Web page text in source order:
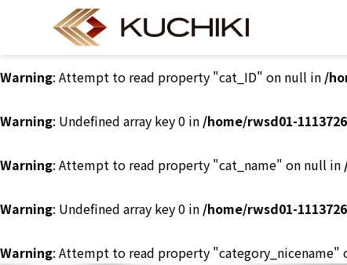
: Undefined array key 0 in/home/rwsd01-
Warning: Attempt to read property "cat_ID" on null in /
Warning: Undefined array key 0 in /home/rwsd01-
Warning: Attempt to read property "cat_name" on null in
Warning: Undefined array key 0 in /home/rwsd01-
Warning: Attempt to read property "category_nicename"